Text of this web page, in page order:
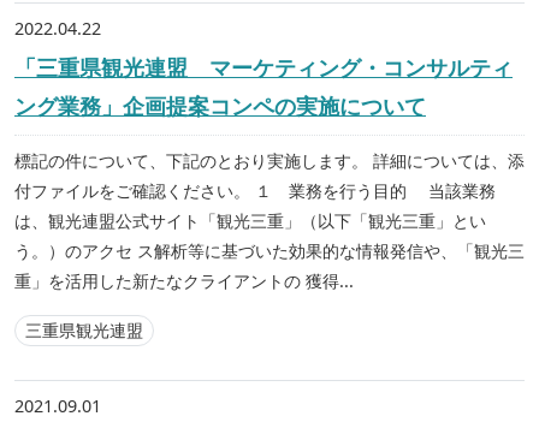
2022.04.22
「三重県観光連盟 マーケティング・コンサルティ
ング業務」企画提案コンペの実施について
標記の件について、下記のとおり実施します。 詳細については、添
付ファイルをご確認ください。 １ 業務を行う目的 当該業務
は、観光連盟公式サイト「観光三重」（以下「観光三重」とい
う。）のアクセ ス解析等に基づいた効果的な情報発信や、「観光三
重」を活用した新たなクライアントの 獲得...
三重県観光連盟
2021.09.01